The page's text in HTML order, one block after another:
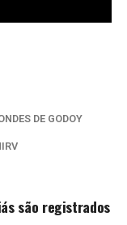
DE GODOY
são registrados